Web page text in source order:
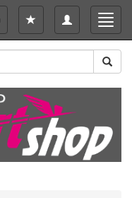
Toggle
navigation